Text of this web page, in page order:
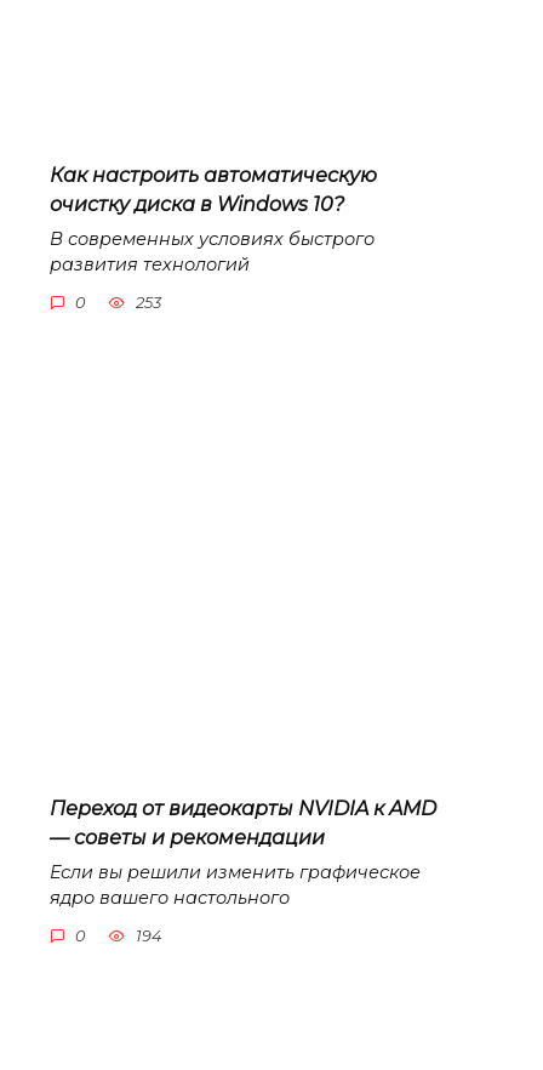
Как настроить автоматическую
очистку диска в Windows 10?
В современных условиях быстрого
развития технологий
0 253
Переход от видеокарты NVIDIA к AMD
— советы и рекомендации
Если вы решили изменить графическое
ядро вашего настольного
0 194